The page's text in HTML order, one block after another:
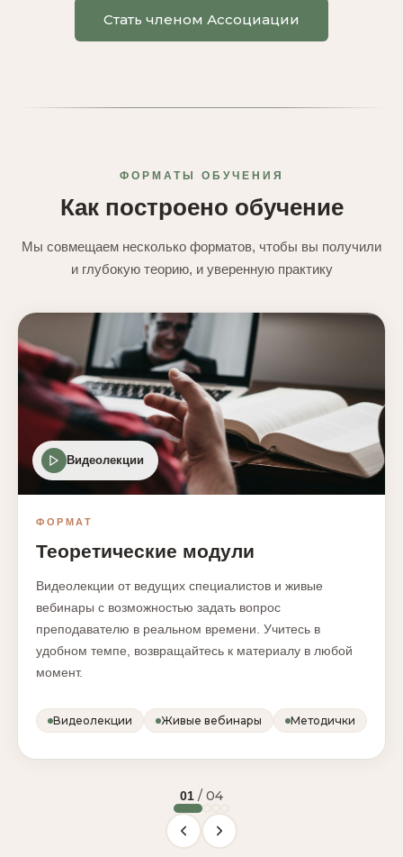
Стать членом Ассоциации
ФОРМАТЫ ОБУЧЕНИЯ
Как построено обучение
Мы совмещаем несколько форматов, чтобы вы получили
и глубокую теорию, и уверенную практику
Видеолекции
ФОРМАТ
Теоретические модули
Видеолекции от ведущих специалистов и живые
вебинары с возможностью задать вопрос
преподавателю в реальном времени. Учитесь в
удобном темпе, возвращайтесь к материалу в любой
момент.
Видеолекции Живые вебинары Методички
01 / 04